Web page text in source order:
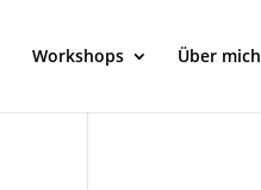
Workshops Über mich